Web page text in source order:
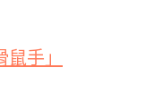
手」